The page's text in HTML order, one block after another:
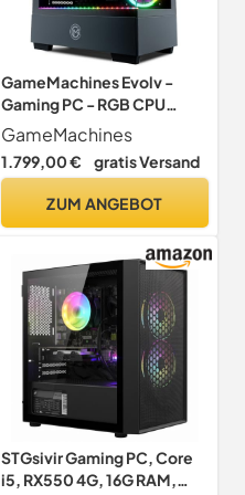
GameMachines Evolv -
Gaming PC - RGB CPU
Kühler - Intel® Core™ i7
14700KF - NVIDIA GeForce
RTX 5070-1000GB M.2
Win 11 Pro
GameMachines
1.799,00 € gratis Versand
ZUM ANGEBOT
STGsivir Gaming PC, Core
i5, RX550 4G, 16G RAM,